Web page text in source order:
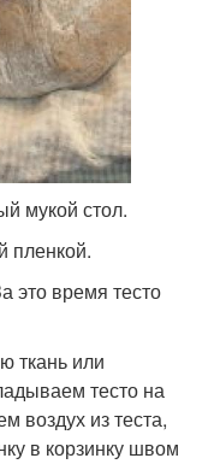
мукой стол.
пленкой.
это время тесто
ткань или
тесто на
воздух из теста,
в корзинку швом